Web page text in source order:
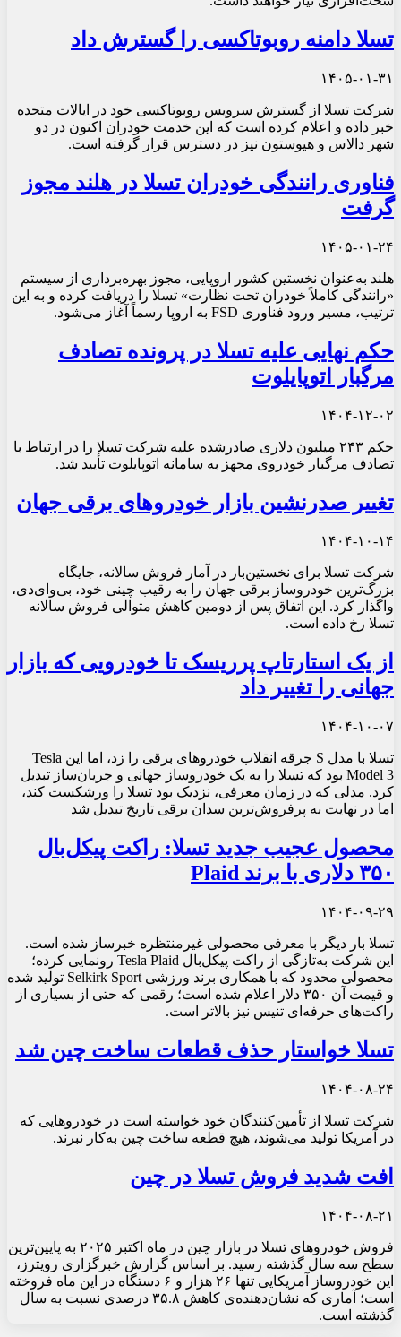
تسلا دامنه روبوتاکسی را گسترش داد
۱۴۰۵-۰۱-۳۱
شرکت تسلا از گسترش سرویس روبوتاکسی خود در ایالات متحده
خبر داده و اعلام کرده است که این خدمت خودران اکنون در دو
شهر دالاس و هیوستون نیز در دسترس قرار گرفته است.
فناوری رانندگی خودران تسلا در هلند مجوز
گرفت
۱۴۰۵-۰۱-۲۴
هلند به‌عنوان نخستین کشور اروپایی، مجوز بهره‌برداری از سیستم
«رانندگی کاملاً خودران تحت نظارت» تسلا را دریافت کرده و به این
ترتیب، مسیر ورود فناوری FSD به اروپا رسماً آغاز می‌شود.
حکم نهایی علیه تسلا در پرونده تصادف
مرگبار اتوپایلوت
۱۴۰۴-۱۲-۰۲
حکم ۲۴۳ میلیون دلاری صادرشده علیه شرکت تسلا را در ارتباط با
تصادف مرگبار خودروی مجهز به سامانه اتوپایلوت تأیید شد.
تغییر صدرنشین بازار خودروهای برقی جهان
۱۴۰۴-۱۰-۱۴
شرکت تسلا برای نخستین‌بار در آمار فروش سالانه، جایگاه
بزرگ‌ترین خودروساز برقی جهان را به رقیب چینی خود، بی‌وای‌دی،
واگذار کرد. این اتفاق پس از دومین کاهش متوالی فروش سالانه
تسلا رخ داده است.
از یک استارتاپ پرریسک تا خودرویی که بازار
جهانی را تغییر داد
۱۴۰۴-۱۰-۰۷
تسلا با مدل S جرقه انقلاب خودروهای برقی را زد، اما این Tesla
Model 3 بود که تسلا را به یک خودروساز جهانی و جریان‌ساز تبدیل
کرد. مدلی که در زمان معرفی، نزدیک بود تسلا را ورشکست کند،
اما در نهایت به پرفروش‌ترین سدان برقی تاریخ تبدیل شد
محصول عجیب جدید تسلا: راکت پیکل‌بال
۳۵۰ دلاری با برند Plaid
۱۴۰۴-۰۹-۲۹
تسلا بار دیگر با معرفی محصولی غیرمنتظره خبرساز شده است.
این شرکت به‌تازگی از راکت پیکل‌بال Tesla Plaid رونمایی کرده؛
محصولی محدود که با همکاری برند ورزشی Selkirk Sport تولید شده
و قیمت آن ۳۵۰ دلار اعلام شده است؛ رقمی که حتی از بسیاری از
راکت‌های حرفه‌ای تنیس نیز بالاتر است.
تسلا خواستار حذف قطعات ساخت چین شد
۱۴۰۴-۰۸-۲۴
شرکت تسلا از تأمین‌کنندگان خود خواسته است در خودروهایی که
در آمریکا تولید می‌شوند، هیچ قطعه ساخت چین به‌کار نبرند.
افت شدید فروش تسلا در چین
۱۴۰۴-۰۸-۲۱
فروش خودروهای تسلا در بازار چین در ماه اکتبر ۲۰۲۵ به پایین‌ترین
سطح سه سال گذشته رسید. بر اساس گزارش خبرگزاری رویترز،
این خودروساز آمریکایی تنها ۲۶ هزار و ۶ دستگاه در این ماه فروخته
است؛ آماری که نشان‌دهنده‌ی کاهش ۳۵.۸ درصدی نسبت به سال
گذشته است.